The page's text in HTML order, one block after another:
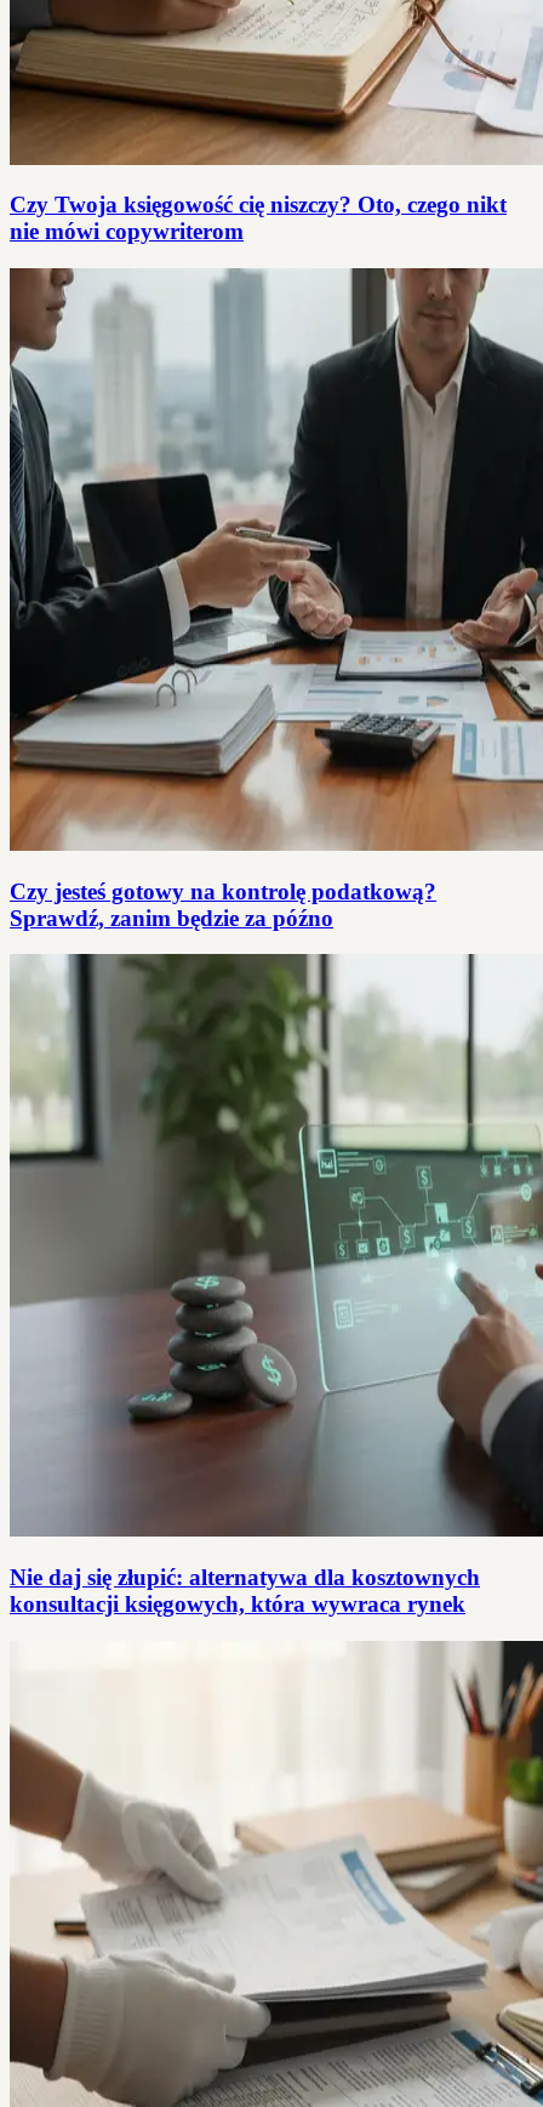
Czy Twoja księgowość cię niszczy? Oto, czego nikt
nie mówi copywriterom
Czy jesteś gotowy na kontrolę podatkową?
Sprawdź, zanim będzie za późno
Nie daj się złupić: alternatywa dla kosztownych
konsultacji księgowych, która wywraca rynek